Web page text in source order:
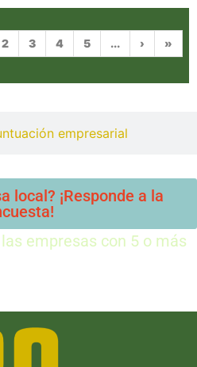
empresarial
2 3 4 5 ... › »
local? ¡Responde a la
empresas con 5 o más